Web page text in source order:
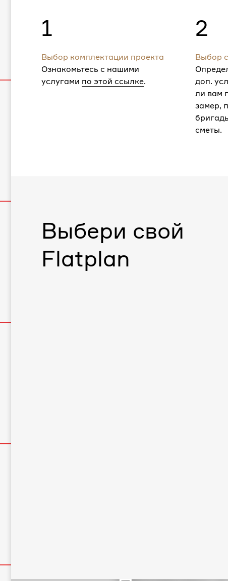
1
Выбор комплектации проекта
Ознакомьтесь с нашими
услугами по этой ссылке.
2
Выбор
доп.
ли вам
замер,
сметы.
Выбери свой
Flatplan